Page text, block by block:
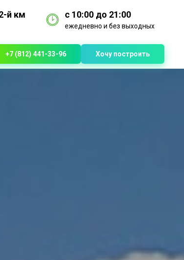
й км с 10:00 до 21:00
ежедневно и без выходных
+7 (812) 441-33-96 Хочу построить